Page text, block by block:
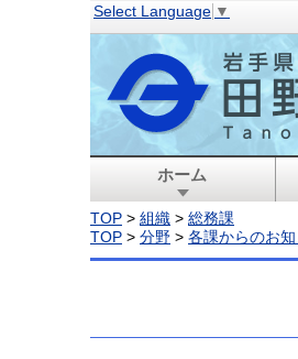
Select Language ▼
ホーム
TOP > 組織 > 総務課
TOP > 分野 > 各課からのお